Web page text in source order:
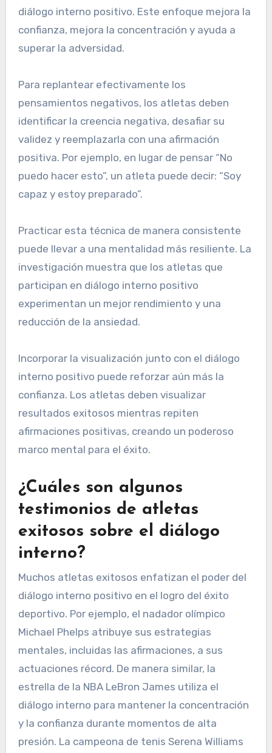
diálogo interno positivo. Este enfoque mejora la
confianza, mejora la concentración y ayuda a
superar la adversidad.
Para replantear efectivamente los
pensamientos negativos, los atletas deben
identificar la creencia negativa, desafiar su
validez y reemplazarla con una afirmación
positiva. Por ejemplo, en lugar de pensar “No
puedo hacer esto”, un atleta puede decir: “Soy
capaz y estoy preparado”.
Practicar esta técnica de manera consistente
puede llevar a una mentalidad más resiliente. La
investigación muestra que los atletas que
participan en diálogo interno positivo
experimentan un mejor rendimiento y una
reducción de la ansiedad.
Incorporar la visualización junto con el diálogo
interno positivo puede reforzar aún más la
confianza. Los atletas deben visualizar
resultados exitosos mientras repiten
afirmaciones positivas, creando un poderoso
marco mental para el éxito.
¿Cuáles son algunos
testimonios de atletas
exitosos sobre el diálogo
interno?
Muchos atletas exitosos enfatizan el poder del
diálogo interno positivo en el logro del éxito
deportivo. Por ejemplo, el nadador olímpico
Michael Phelps atribuye sus estrategias
mentales, incluidas las afirmaciones, a sus
actuaciones récord. De manera similar, la
estrella de la NBA LeBron James utiliza el
diálogo interno para mantener la concentración
y la confianza durante momentos de alta
presión. La campeona de tenis Serena Williams